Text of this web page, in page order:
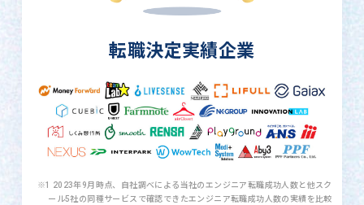
転職決定実績企業
※1 2023年9月時点、自社調べによる当社のエンジニア転職成功人数と他スク
ール5社の同種サービスで確認できたエンジニア転職成功人数の実績を比較